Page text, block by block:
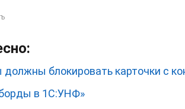
блокировать карточки с
в 1С:УНФ»